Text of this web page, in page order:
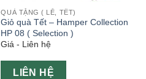
QUÀ TẶNG ( LỄ, TẾT)
Giỏ quà Tết – Hamper Collection
HP 08 ( Selection )
Giá - Liên hệ
LIÊN HỆ